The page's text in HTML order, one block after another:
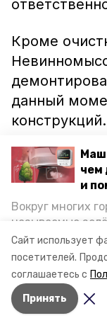
Сайт использует
посетителей.
соглашаетесь с
Принять
чем
и
Вокруг многих
называемые
снижающие
газов на
постоянно
каким воздухом
корреспондент
Кроме
данный
конструкций.
Ранее
рекламы
порядке
рекламных
Авторы: Ольга